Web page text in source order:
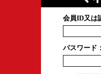
会員ID又は
パスワード：